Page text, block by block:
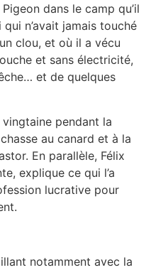
dans le camp qu’il
n’avait jamais touché
clou, et où il a vécu
et sans électricité,
et de quelques
pendant la
au canard et à la
En parallèle, Félix
explique ce qui l’a
lucrative pour
notamment avec la